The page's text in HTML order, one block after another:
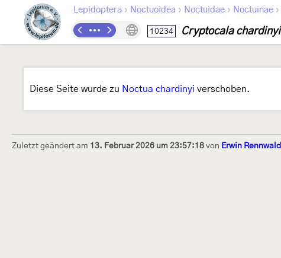
Lepidoptera › Noctuoidea › Noctuidae › Noctuinae ›
10234 Cryptocala chardinyi
Diese Seite wurde zu Noctua chardinyi verschoben.
Zuletzt geändert am 13. Februar 2026 um 23:57:18 von Erwin Rennwald